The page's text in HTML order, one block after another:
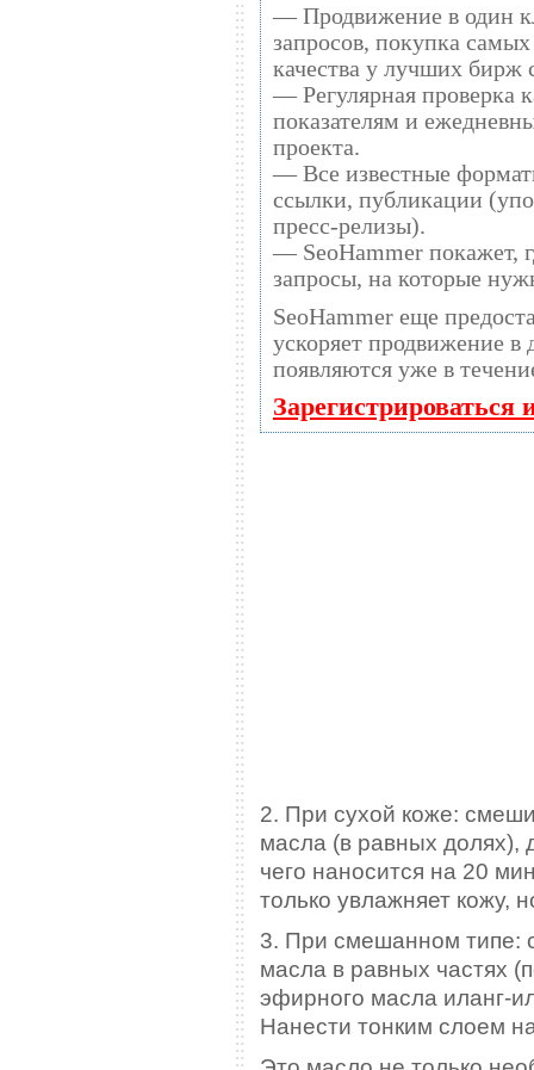
— Продвижение в один
запросов, покупка
качества у лучших бирж
— Регулярная проверка
показателям и
проекта.
— Все известные
ссылки, публикации
пресс-релизы).
— SeoHammer покажет,
запросы, на которые
SeoHammer еще
ускоряет продвижение в десятки раз,
появляются уже в
2. При сухой коже:
масла (в равных долях),
чего наносится на 20
только увлажняет кожу,
3. При смешанном типе:
масла в равных частях
эфирного масла иланг-
Нанести тонким слоем